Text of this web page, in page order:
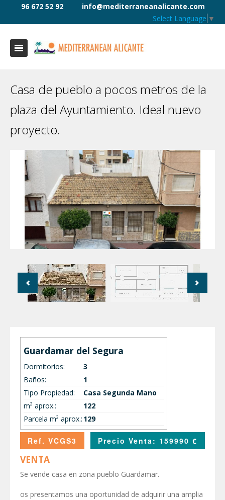
96 672 52 92
info@mediterraneanalicante.com
Select Language ▼
Casa de pueblo a pocos metros de la
plaza del Ayuntamiento. Ideal nuevo
proyecto.
Guardamar del Segura
Dormitorios:
3
Baños:
1
Tipo Propiedad:
Casa Segunda Mano
m² aprox.:
122
Parcela m² aprox.: 129
Precio Venta: 159990 €
Ref. VCGS3
VENTA
Se vende casa en zona pueblo Guardamar.
os presentamos una oportunidad de adquirir una amplia